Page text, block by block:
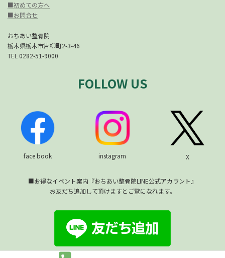
■初めての方へ
■お問合せ
おちあい整骨院
栃木県栃木市片柳町2-3-46
TEL 0282-51-9000
FOLLOW US
face book instagram X
■お得なイベント案内『おちあい整骨院LINE公式アカウント』
お友だち追加して頂けますとご覧になれます。